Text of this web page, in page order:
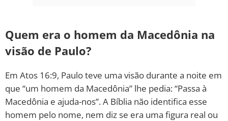
Quem era o homem da Macedônia na
visão de Paulo?
Em Atos 16:9, Paulo teve uma visão durante a noite em
que “um homem da Macedônia” lhe pedia: “Passa à
Macedônia e ajuda-nos”. A Bíblia não identifica esse
homem pelo nome, nem diz se era uma figura real ou